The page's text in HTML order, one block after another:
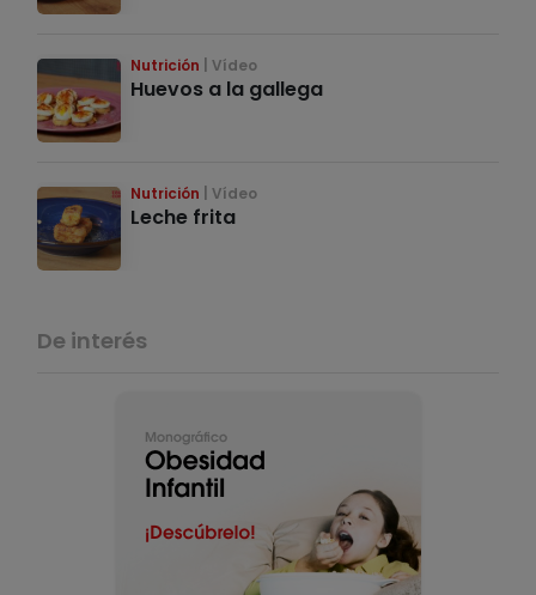
Nutrición Vídeo
Huevos a la gallega
Nutrición Vídeo
Leche frita
De interés